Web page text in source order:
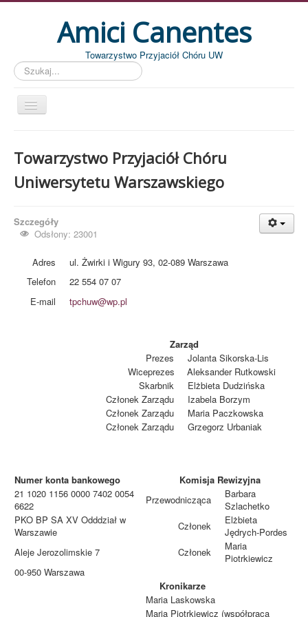
Amici Canentes
Towarzystwo Przyjaciół Chóru UW
Szukaj...
Aktualności
Wydarzenia
Piszemy
Pożegnania
Zdjęcia
Dyrygenci
Towarzystwo Przyjaciół Chóru
Uniwersytetu Warszawskiego
Szczegóły
Odsłony: 23001
Adres
ul. Żwirki i Wigury 93, 02-089 Warszawa
Telefon
22 554 07 07
E-mail
tpchuw@wp.pl
Zarząd
Prezes
Jolanta Sikorska-Lis
Wiceprezes
Aleksander Rutkowski
Skarbnik
Elżbieta Dudzińska
Członek Zarządu
Izabela Borzym
Członek Zarządu
Maria Paczkowska
Członek Zarządu
Grzegorz Urbaniak
Numer konta bankowego
Komisja Rewizyjna
21 1020 1156 0000 7402 0054
6622
Przewodnicząca
Barbara
Szlachetko
PKO BP SA XV Odddział w
Warszawie
Członek
Elżbieta
Jędrych-Pordes
Aleje Jerozolimskie 7
Członek
Maria
Piotrkiewicz
00-950 Warszawa
Kronikarze
Maria Laskowska
Maria Piotrkiewicz (współpraca